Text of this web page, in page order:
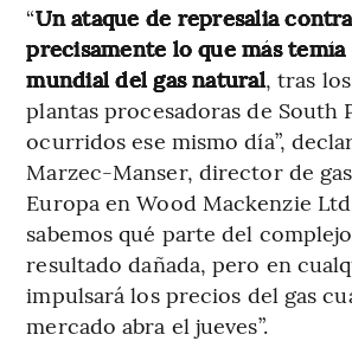
“Un ataque de represalia
precisamente lo que más
mundial del gas natural, tras
plantas procesadoras de South
ocurridos ese mismo día”,
Marzec-Manser, director de
Europa en Wood Mackenzie
sabemos qué parte del
resultado dañada, pero en
impulsará los precios del gas
mercado abra el jueves”.